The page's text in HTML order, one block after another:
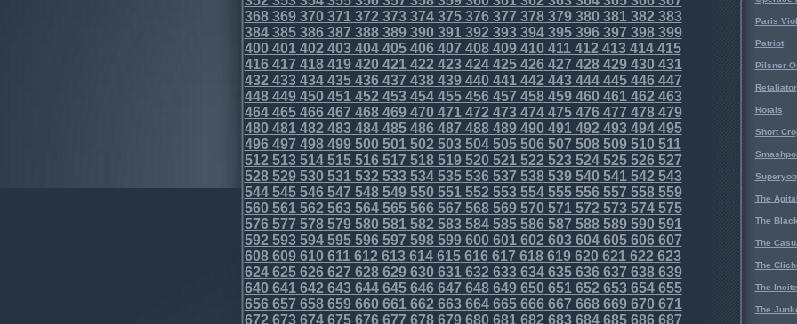
368369370371372 373374375376377 378379380381382 383
384385386387 388389390391392 393394395396397 398399
400401402 403404405406407 408409410411412 413414415
416417 418419420421422 423424425426427 428429430431
432 433434435436437 438439440441442 443444445446447
448449450451452 453454455456457 458459460461462 463
464465466467 468469470471472 473474475476477 478479
480481482 483484485486487 488489490491492 493494495
496497 498499500501502 503504505506507 508509510511
512 513514515516517 518519520521522 523524525526527
528529530531532 533534535536537 538539540541542 543
544545546547 548549550551552 553554555556557 558559
560561562 563564565566567 568569570571572 573574575
576577 578579580581582 583584585586587 588589590591
592 593594595596597 598599600601602 603604605606607
608609610611612 613614615616617 618619620621622 623
624625626627 628629630631632 633634635636637 638639
640641642 643644645646647 648649650651652 653654655
656657 658659660661662 663664665666667 668669670671
672 673674675676677 678679680681682 683684685686687
Paris
Patriot
Pilsner
Retaliator
Roials
Short
Superyob
The
The
The
The
The
The